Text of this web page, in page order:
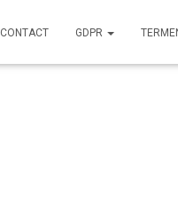
CONTACT GDPR